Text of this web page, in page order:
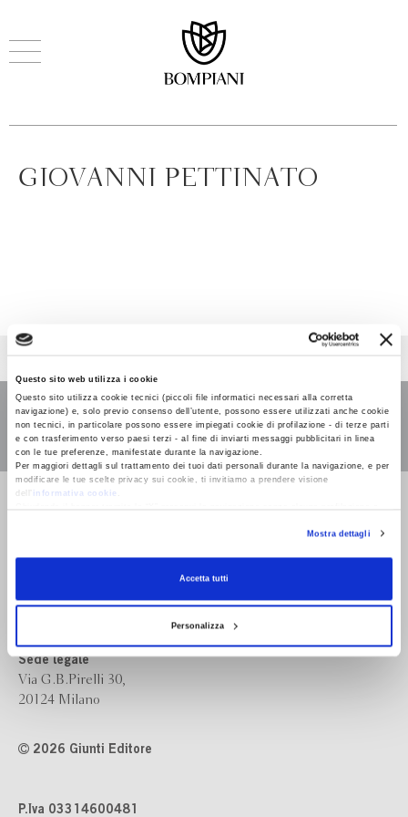
Questo sito web utilizza i cookie
Questo sito utilizza cookie tecnici (piccoli file informatici necessari alla corretta
navigazione) e, solo previo consenso dell’utente, possono essere utilizzati anche cookie
non tecnici, in particolare possono essere impiegati cookie di profilazione - di terze parti
e con trasferimento verso paesi terzi - al fine di inviarti messaggi pubblicitari in linea
con le tue preferenze, manifestate durante la navigazione.
Per maggiori dettagli sul trattamento dei tuoi dati personali durante la navigazione, e per
modificare le tue scelte privacy sui cookie, ti invitiamo a prendere visione
dell’
informativa cookie
RevocaMostra dettagli
Accetta tutti
Personalizza
GIOVANNI PETTINATO
Bompiani è un marchio
Via Bolognese 165,
Sede legale
Via G.B.Pirelli 30,
20124 Milano
2026 Giunti Editore
P.Iva 03314600481